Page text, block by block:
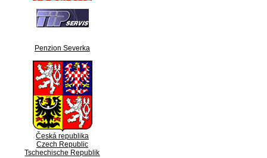
Penzion Severka
Česká republika
Czech Republic
Tschechische Republik